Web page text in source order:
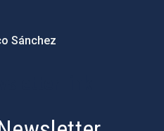
Sánchez